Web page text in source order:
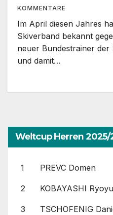
KOMMENTARE
Im April diesen Jahres
Skiverband bekannt
neuer Bundestrainer
und damit…
Weltcup Herren 2025/
1 PREVC Domen
2 KOBAYASHI Ryoyu
3 TSCHOFENIG